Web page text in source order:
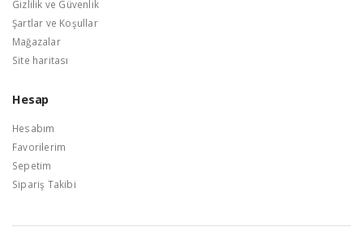
Gizlilik ve Güvenlik
Şartlar ve Koşullar
Mağazalar
Site haritası
Hesap
Hesabım
Favorilerim
Sepetim
Sipariş Takibi